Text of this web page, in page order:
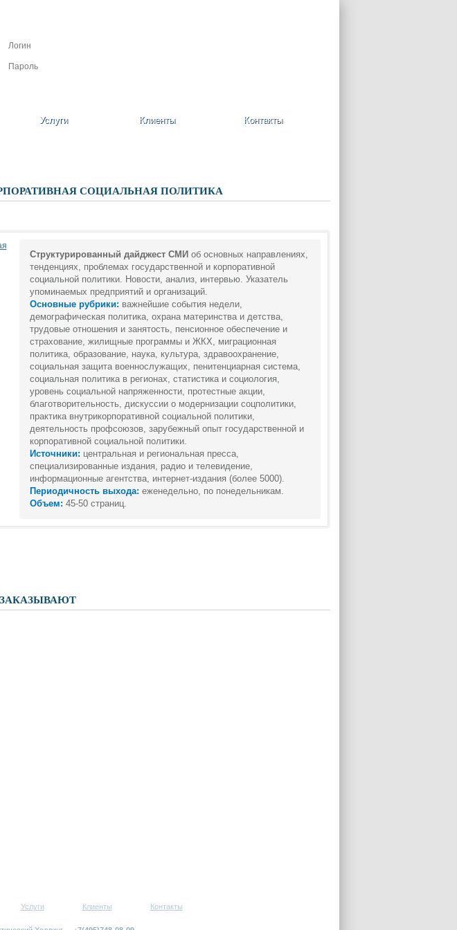
Услуги Клиенты Контакты
СОЦИАЛЬНАЯ ПОЛИТИКА
Структурированный дайджест СМИ об основных направлениях,
тенденциях, проблемах государственной и корпоративной
социальной политики. Новости, анализ, интервью. Указатель
упоминаемых предприятий и организаций.
Основные рубрики: важнейшие события недели,
демографическая политика, охрана материнства и детства,
трудовые отношения и занятость, пенсионное обеспечение и
страхование, жилищные программы и ЖКХ, миграционная
политика, образование, наука, культура, здравоохранение,
социальная защита военнослужащих, пенитенциарная система,
социальная политика в регионах, статистика и социология,
уровень социальной напряженности, протестные акции,
благотворительность, дискуссии о модернизации соцполитики,
практика внутрикорпоративной социальной политики,
деятельность профсоюзов, зарубежный опыт государственной и
корпоративной социальной политики.
Источники: центральная и региональная пресса,
специализированные издания, радио и телевидение,
информационные агентства, интернет-издания (более 5000).
Периодичность выхода: еженедельно, по понедельникам.
Объем: 45-50 страниц.
Услуги Клиенты Контакты